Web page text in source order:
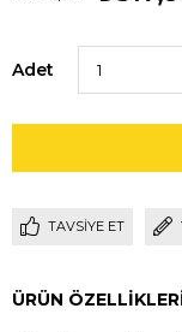
Adet
TAVSIYE ET
ÜRÜN